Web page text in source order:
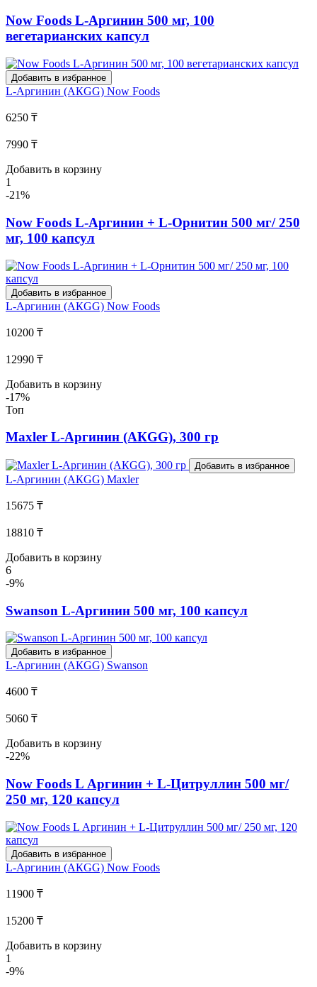
Now Foods L-Аргинин 500 мг, 100
вегетарианских капсул
Добавить в избранное
L-Аргинин (АКGG) Now Foods
6250 ₸
7990 ₸
Добавить в корзину
1
-21%
Now Foods L-Аргинин + L-Орнитин 500 мг/ 250
мг, 100 капсул
Добавить в избранное
L-Аргинин (АКGG) Now Foods
10200 ₸
12990 ₸
Добавить в корзину
-17%
Топ
Maxler L-Аргинин (АКGG), 300 гр
Добавить в избранное
L-Аргинин (АКGG) Maxler
15675 ₸
18810 ₸
Добавить в корзину
6
-9%
Swanson L-Аргинин 500 мг, 100 капсул
Добавить в избранное
L-Аргинин (АКGG) Swanson
4600 ₸
5060 ₸
Добавить в корзину
-22%
Now Foods L Аргинин + L-Цитруллин 500 мг/
250 мг, 120 капсул
Добавить в избранное
L-Аргинин (АКGG) Now Foods
11900 ₸
15200 ₸
Добавить в корзину
1
-9%